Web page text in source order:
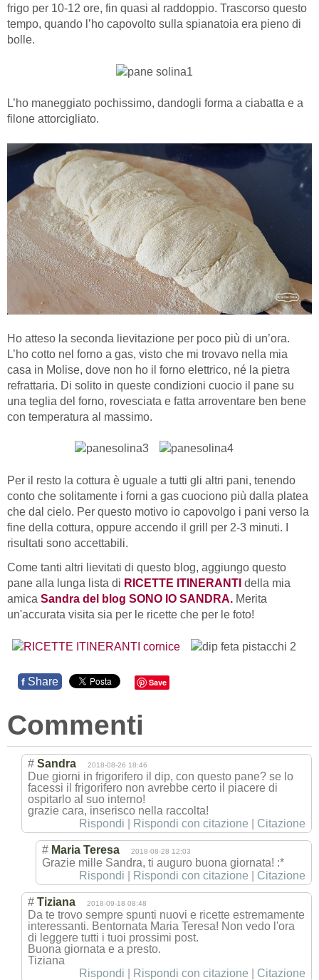
frigo per 10-12 ore, fin quasi al raddoppio. Trascorso questo
tempo, quando l’ho capovolto sulla spianatoia era pieno di
bolle.
L’ho maneggiato pochissimo, dandogli forma a ciabatta e a
filone attorcigliato.
Ho atteso la seconda lievitazione per poco più di un’ora.
L’ho cotto nel forno a gas, visto che mi trovavo nella mia
casa in Molise, dove non ho il forno elettrico, né la pietra
refrattaria. Di solito in queste condizioni cuocio il pane su
una teglia del forno, rovesciata e fatta arroventare ben bene
con temperatura al massimo.
Per il resto la cottura è uguale a tutti gli altri pani, tenendo
conto che solitamente i forni a gas cuociono più dalla platea
che dal cielo. Per questo motivo io capovolgo i pani verso la
fine della cottura, oppure accendo il grill per 2-3 minuti. I
risultati sono accettabili.
Come tanti altri lievitati di questo blog, aggiungo questo
pane alla lunga lista di RICETTE ITINERANTI della mia
amica Sandra del blog SONO IO SANDRA. Merita
un'accurata visita sia per le ricette che per le foto!
f Share Save
Commenti
# Sandra 2018-08-26 18:46
Due giorni in frigorifero il dip, con questo pane? se lo
facessi il frigorifero non avrebbe certo il piacere di
ospitarlo al suo interno!
grazie cara, inserisco nella raccolta!
Rispondi
Rispondi con citazione Citazione
# Maria Teresa 2018-08-28 12:03
Grazie mille Sandra, ti auguro buona giornata! :*
Rispondi
Rispondi con citazione Citazione
# Tiziana 2018-09-18 08:48
Da te trovo sempre spunti nuovi e ricette estremamente
interessanti. Bentornata Maria Teresa! Non vedo l'ora
di leggere tutti i tuoi prossimi post.
Buona giornata e a presto.
Tiziana
Rispondi
Rispondi con citazione Citazione